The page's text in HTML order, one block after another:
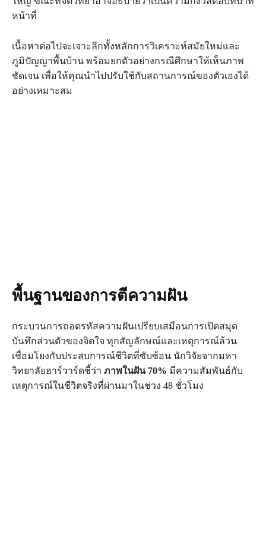
หน้าที่
เนื้อหาต่อไปจะเจาะลึกทั้งหลักการวิเคราะห์สมัยใหม่และ
ภูมิปัญญาพื้นบ้าน พร้อมยกตัวอย่างกรณีศึกษาให้เห็นภาพ
ชัดเจน เพื่อให้คุณนำไปปรับใช้กับสถานการณ์ของตัวเองได้
อย่างเหมาะสม
พื้นฐานของการตีความฝัน
กระบวนการถอดรหัสความฝันเปรียบเสมือนการเปิดสมุด
บันทึกส่วนตัวของจิตใจ ทุกสัญลักษณ์และเหตุการณ์ล้วน
เชื่อมโยงกับประสบการณ์ชีวิตที่ซับซ้อน นักวิจัยจากมหา
วิทยาลัยฮาร์วาร์ดชี้ว่า ภาพในฝัน 70% มีความสัมพันธ์กับ
เหตุการณ์ในชีวิตจริงที่ผ่านมาในช่วง 48 ชั่วโมง